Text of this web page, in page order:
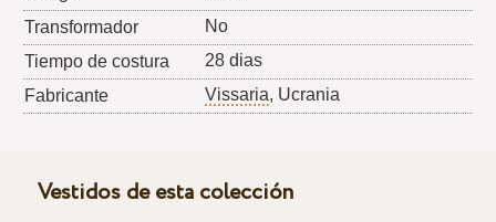
Transformador
No
Tiempo de costura
28 dias
Fabricante
Vissaria, Ucrania
Vestidos de esta colección